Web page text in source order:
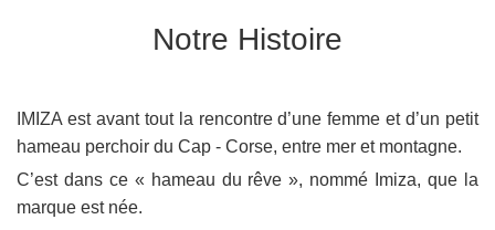
Notre Histoire
IMIZA est avant tout la rencontre d’une femme et d’un petit
hameau perchoir du Cap - Corse, entre mer et montagne.
C’est dans ce « hameau du rêve », nommé Imiza, que la
marque est née.